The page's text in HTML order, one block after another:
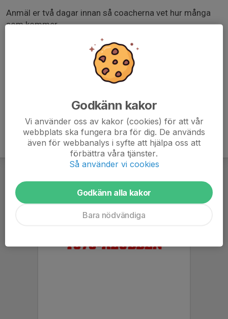
Anmäl er två dagar innan så coacherna vet hur många
som kommer.
Anmälan är öppen för lagets medlemmar.
Godkänn kakor
Vi använder oss av kakor (cookies) för att vår
webbplats ska fungera bra för dig. De används
även för webbanalys i syfte att hjälpa oss att
förbättra våra tjänster.
Så använder vi cookies
Godkänn alla kakor
Bara nödvändiga